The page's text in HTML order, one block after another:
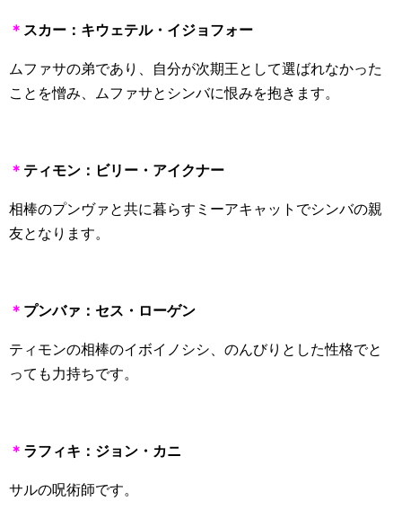
＊ スカー：キウェテル・イジョフォー
ムファサの弟であり、自分が次期王として選ばれなかった
ことを憎み、ムファサとシンバに恨みを抱きます。
＊ ティモン：ビリー・アイクナー
相棒のプンヴァと共に暮らすミーアキャットでシンバの親
友となります。
＊ プンバァ：セス・ローゲン
ティモンの相棒のイボイノシシ、のんびりとした性格でと
っても力持ちです。
＊ ラフィキ：ジョン・カニ
サルの呪術師です。